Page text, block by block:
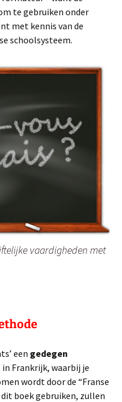
te gebruiken onder
met kennis van de
schoolsysteem.
vaardigheden met
een gedegen
Frankrijk, waarbij je
wordt door de “Franse
dit boek gebruiken, zullen